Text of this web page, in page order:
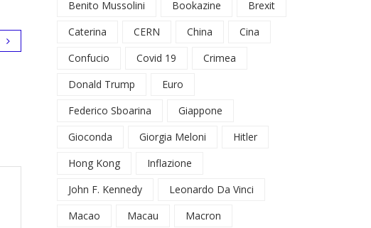
Benito Mussolini
Bookazine
Brexit
Caterina
CERN China
Cina
Confucio
Covid 19
Crimea
Donald Trump
Euro
Federico Sboarina
Giappone
Gioconda
Giorgia Meloni
Hitler
Hong Kong
Inflazione
John F. Kennedy
Leonardo Da Vinci
Macao
Macau
Macron